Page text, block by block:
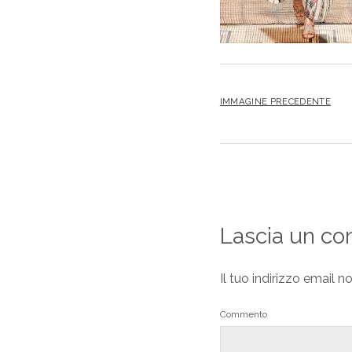
IMMAGINE PRECEDENTE
Lascia un
Il tuo indirizzo email
Commento